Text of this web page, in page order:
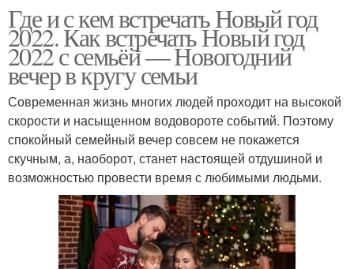
Где и с кем встречать Новый год
2022. Как встречать Новый год
2022 с семьёй — Новогодний
вечер в кругу семьи
Современная жизнь многих людей проходит на высокой
скорости и насыщенном водовороте событий. Поэтому
спокойный семейный вечер совсем не покажется
скучным, а, наоборот, станет настоящей отдушиной и
возможностью провести время с любимыми людьми.